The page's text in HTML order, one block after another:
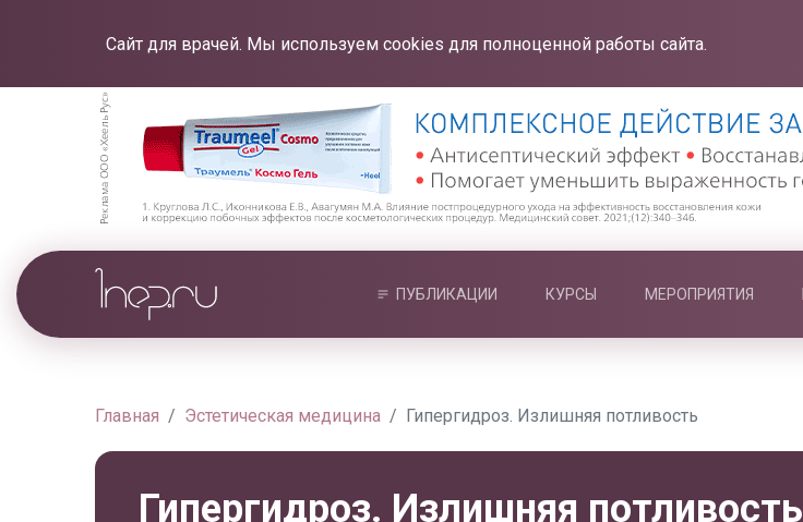
Сайт для врачей. Мы используем cookies для полноценной работы сайта.
ПУБЛИКАЦИИ КУРСЫ МЕРОПРИЯТИЯ
Главная Эстетическая медицина Гипергидроз. Излишняя потливость
Гипергидроз. Излишняя потливость